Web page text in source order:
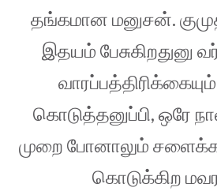
தங்கமான மனுசன்.
இதயம்
கொடுத்தனுப்பி, ஒரே
முறை போனாலும்
கொடுக்கிற